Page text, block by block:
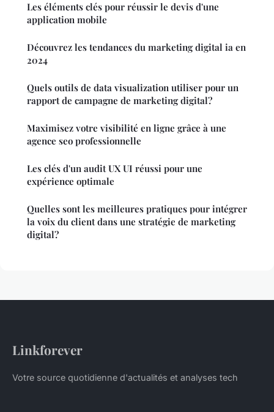
Les éléments clés pour réussir le devis d'une
application mobile
Découvrez les tendances du marketing digital ia en
2024
Quels outils de data visualization utiliser pour un
rapport de campagne de marketing digital?
Maximisez votre visibilité en ligne grâce à une
agence seo professionnelle
Les clés d'un audit UX UI réussi pour une
expérience optimale
Quelles sont les meilleures pratiques pour intégrer
la voix du client dans une stratégie de marketing
digital?
Linkforever
Votre source quotidienne d'actualités et analyses tech